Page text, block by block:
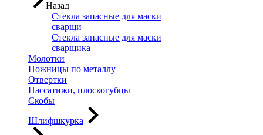
Назад
Стекла запасные для маски
сварщи
Стекла запасные для маски
сварщика
Молотки
Ножницы по металлу
Отвертки
Пассатижи, плоскогубцы
Скобы
Шлифшкурка